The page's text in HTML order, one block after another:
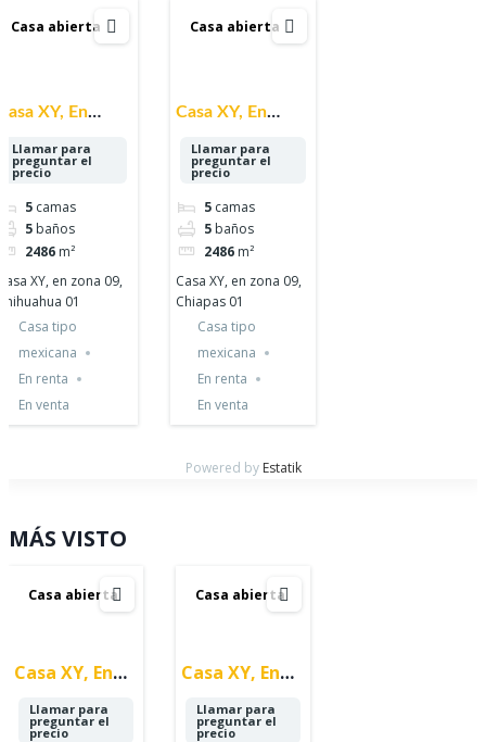
Casa abierta
XY, En
01
Llamar para
preguntar el
precio
5 camas
5 baños
2486 m²
XY, en zona 09,
01
Casa tipo
mexicana
En renta
En venta
Casa abierta
Casa XY, En
01
Llamar para
preguntar el
precio
5 camas
5 baños
2486 m²
Casa XY, en zona 09,
Chiapas 01
Casa tipo
mexicana
En renta
En venta
Powered by Estatik
MÁS VISTO
Casa abierta
Casa XY, En
Chihuahua 01
Llamar para
preguntar el
precio
Casa abierta
Casa XY, En
Chiapas 01
Llamar para
preguntar el
precio